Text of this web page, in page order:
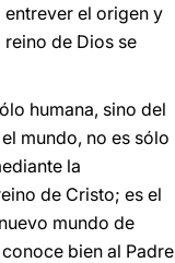
entrever el origen y
de Dios se
humana, sino del
mundo, no es sólo
la
de Cristo; es el
mundo de
bien al Padre